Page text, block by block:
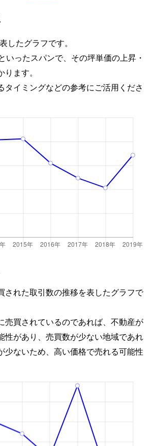
したグラフです。
いったスパンで、その坪単価の上昇・
ます。
タイミングなどの参考にご活用くださ
された取引数の推移を表したグラフで
売買されているのであれば、不動産が
性があり、売買数が少ない地域であれ
少ないため、高い価格で売れる可能性